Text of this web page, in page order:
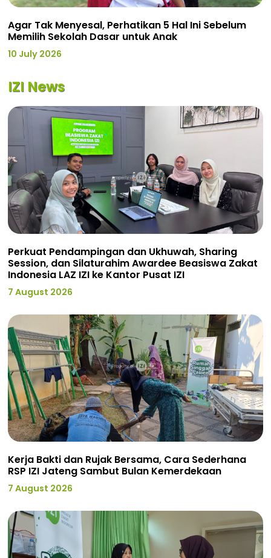
Agar Tak Menyesal, Perhatikan 5 Hal Ini Sebelum
Memilih Sekolah Dasar untuk Anak
10 July 2026
IZI News
Perkuat Pendampingan dan Ukhuwah, Sharing
Session, dan Silaturahim Awardee Beasiswa Zakat
Indonesia LAZ IZI ke Kantor Pusat IZI
7 August 2026
Kerja Bakti dan Rujak Bersama, Cara Sederhana
RSP IZI Jateng Sambut Bulan Kemerdekaan
7 August 2026